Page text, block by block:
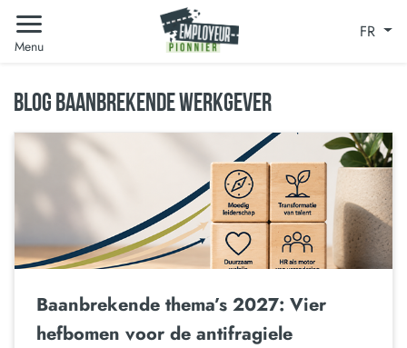
Menu
FR
BLOG BAANBREKENDE WERKGEVER
Baanbrekende thema’s 2027: Vier
hefbomen voor de antifragiele